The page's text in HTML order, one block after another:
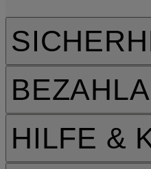
HILFE &